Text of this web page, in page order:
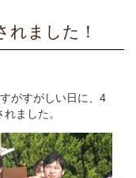
ました！
がすがしい日に、4
ました。